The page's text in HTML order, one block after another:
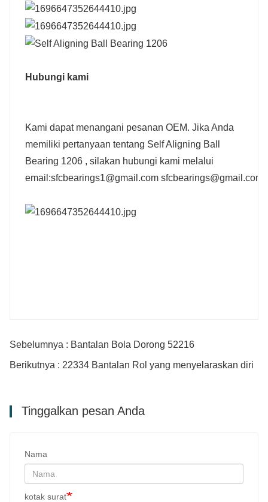
Hubungi kami
Kami dapat menangani pesanan OEM. Jika Anda
memiliki pertanyaan tentang Self Aligning Ball
Bearing 1206 , silakan hubungi kami melalui
email:sfcbearings1@gmail.com sfcbearings@gmail.com
Sebelumnya : Bantalan Bola Dorong 52216
Berikutnya : 22334 Bantalan Rol yang menyelaraskan diri
Tinggalkan pesan Anda
Nama
kotak surat